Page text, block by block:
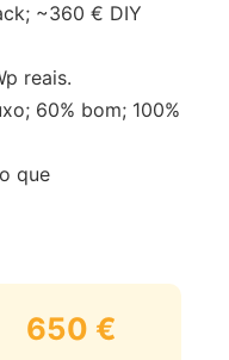
~360 € DIY
reais.
60% bom; 100%
que
650 €